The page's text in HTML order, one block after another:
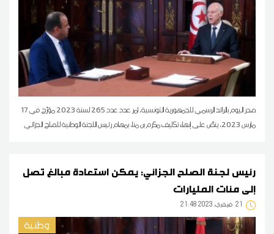
صدر اليوم بالرائد الرسمي للجمهورية التونسية، امر عدد عدد 265 لسنة 2023 مؤرّخ في 17
مارس 2023، ينصّ على إنهاء تكليف مكرم بن منا، بمهام رئيس اللجنة الوطنية للصلح الجزائي
رئيس لجنة الصلح الجزائي: يمكن استعادة مبالغ تصل
إلى مئات المليارات
21 21:48 2023 فيفري
وطنية